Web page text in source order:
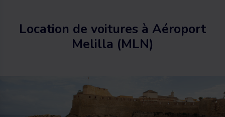
DE Deutsch
Location de voitures à Aéroport
Melilla (MLN)